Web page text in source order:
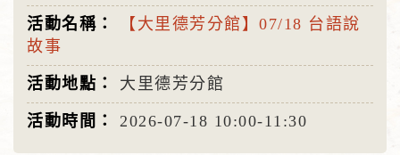
【大里德芳分館】07/18 台語說
故事
大里德芳分館
2026-07-18 10:00-11:30